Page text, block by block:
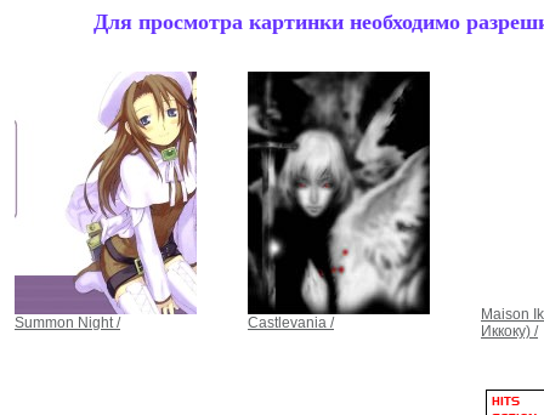
Для просмотра картинки необходимо
Summon Night / Castlevania /
Maison
Иккоку) /